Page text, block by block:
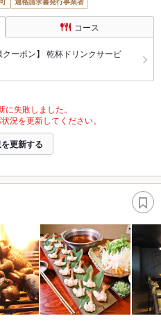
コース
クーポン】 乾杯ドリンクサービ
失敗しました。
況を更新してください。
更新する